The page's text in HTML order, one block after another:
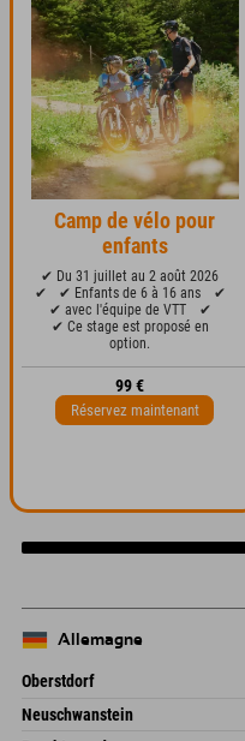
Camp de vélo pour
enfants
✔ Du 31 juillet au 2 août 2026
✔
✔ Enfants de 6 à 16 ans
✔
✔ avec l'équipe de VTT
✔
✔ Ce stage est proposé en
option.
99 €
Réservez maintenant
Allemagne
Oberstdorf
An der Breitach 3
Neuschwanstein